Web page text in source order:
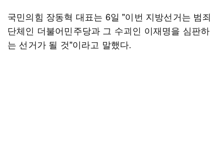
국민의힘 장동혁 대표는 6일 "이번 지방선거는 범죄
단체인 더불어민주당과 그 수괴인 이재명을 심판하
는 선거가 될 것"이라고 말했다.